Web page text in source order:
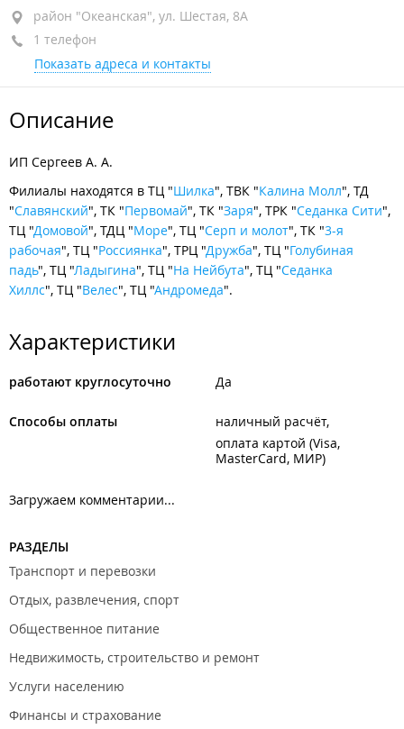
район "Океанская", ул. Шестая, 8А
1 телефон
Показать адреса и контакты
Описание
ИП Сергеев А. А.
Филиалы находятся в ТЦ "Шилка", ТВК "Калина Молл", ТД
"Славянский", ТК "Первомай", ТК "Заря", ТРК "Седанка Сити",
ТЦ "Домовой", ТДЦ "Море", ТЦ "Серп и молот", ТК "3-я
рабочая", ТЦ "Россиянка", ТРЦ "Дружба", ТЦ "Голубиная
падь", ТЦ "Ладыгина", ТЦ "На Нейбута", ТЦ "Седанка
Хиллс", ТЦ "Велес", ТЦ "Андромеда".
Характеристики
работают круглосуточно Да
Способы оплаты
наличный расчёт
оплата картой (Visa,
MasterCard, МИР)
Загружаем комментарии...
РАЗДЕЛЫ
Транспорт и перевозки
Отдых, развлечения, спорт
Общественное питание
Недвижимость, строительство и ремонт
Услуги населению
Финансы и страхование